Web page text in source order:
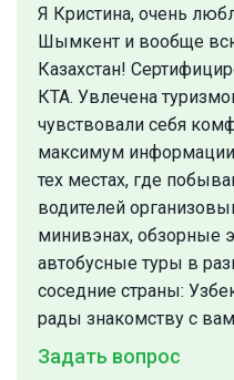
Я Кристина, очень
Шымкент и вообще
Казахстан!
КТА. Увлечена
чувствовали себя
максимум
тех местах, где
водителей
минивэнах, обзорные
автобусные туры в
соседние страны:
рады знакомству с
Задать вопрос